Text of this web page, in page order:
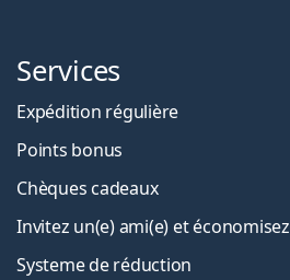
Services
Expédition régulière
Points bonus
Chèques cadeaux
Invitez un(e) ami(e) et économisez
Systeme de réduction